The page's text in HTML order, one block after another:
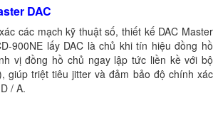
DAC
các mạch kỹ thuật số, thiết kế DAC Master
900NE lấy DAC là chủ khi tín hiệu đồng hồ
vị đồng hồ chủ ngay lập tức liền kề với bộ
giúp triệt tiêu jitter và đảm bảo độ chính xác
/ A.